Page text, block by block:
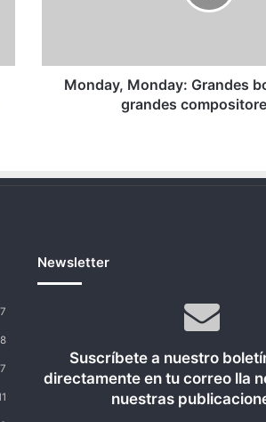
Monday, Monday: Grandes
grandes
Newsletter
Suscríbete a nuestro
directamente en tu correo lla
nuestras